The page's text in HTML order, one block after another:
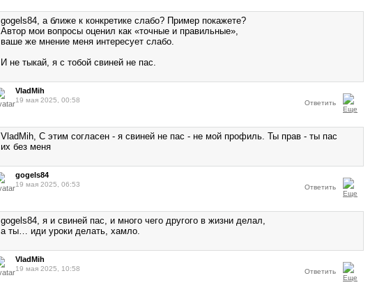
gogels84, а ближе к конкретике слабо? Пример покажете?
Автор мои вопросы оценил как «точные и правильные»,
ваше же мнение меня интересует слабо.
И не тыкай, я с тобой свиней не пас.
VladMih
19 мая 2025, 00:58 Ответить
VladMih, С этим согласен - я свиней не пас - не мой профиль. Ты прав - ты пас
их без меня
gogels84
19 мая 2025, 06:53 Ответить
gogels84, я и свиней пас, и много чего другого в жизни делал,
а ты… иди уроки делать, хамло.
VladMih
19 мая 2025, 10:58 Ответить